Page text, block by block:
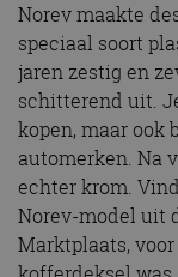
Norev maakte
speciaal soort
jaren zestig en
schitterend uit.
kopen, maar ook
automerken. Na
echter krom.
Norev-model uit
Marktplaats,